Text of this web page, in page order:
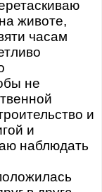
животе,
часам
не
и
и
наблюдать